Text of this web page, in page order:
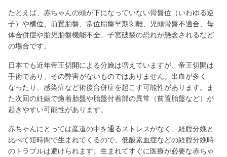
たとえば、赤ちゃんの頭が下になっていない骨盤位（いわゆる逆
子）や横位、前置胎盤、常位胎盤早期剥離、児頭骨盤不適合、母
体合併症や胎児胎盤機能不全、子宮破裂の恐れが懸念されるなど
の場合です。
日本でも近年帝王切開による分娩は増えていますが、帝王切開は
手術であり、その弊害がないものではありません。出血が多く
なったり、感染症など術後合併症を起こす可能性があります。ま
た次回の妊娠で癒着胎盤や胎盤付着部の異常（前置胎盤など）が
起きやすい可能性があります。
赤ちゃんにとっては産道の中を通るストレスがなく、経腟分娩と
比べて短時間で生まれてくるので、低酸素血症などの経腟分娩時
のトラブルは避けられます。生まれてすぐに医療が必要な赤ちゃ